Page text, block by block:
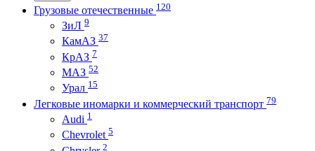
Грузовые отечественные 120
ЗиЛ 9
КамАЗ 37
КрАЗ 7
МАЗ 52
Урал 15
Легковые иномарки и коммерческий транспорт 79
Audi 1
Chevrolet 5
2